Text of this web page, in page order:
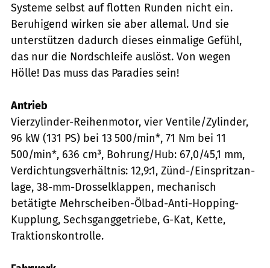
Systeme selbst auf flotten Runden nicht ein.
Beruhigend wirken sie aber allemal. Und sie
unterstützen dadurch dieses einmalige Gefühl,
das nur die Nordschleife auslöst. Von wegen
Hölle! Das muss das Paradies sein!
Antrieb
Vierzylinder-Reihenmotor, vier Ventile/Zylinder,
96 kW (131 PS) bei 13 500/min*, 71 Nm bei 11
500/min*, 636 cm³, Bohrung/Hub: 67,0/45,1 mm,
Verdichtungsverhältnis: 12,9:1, Zünd-/Einspritz­­an­
lage, 38-mm-Drosselklappen, mechanisch
betätigte Mehrscheiben-Ölbad-Anti-Hopping-
Kupplung, Sechsganggetriebe, G-Kat, Kette,
Traktionskontrolle.